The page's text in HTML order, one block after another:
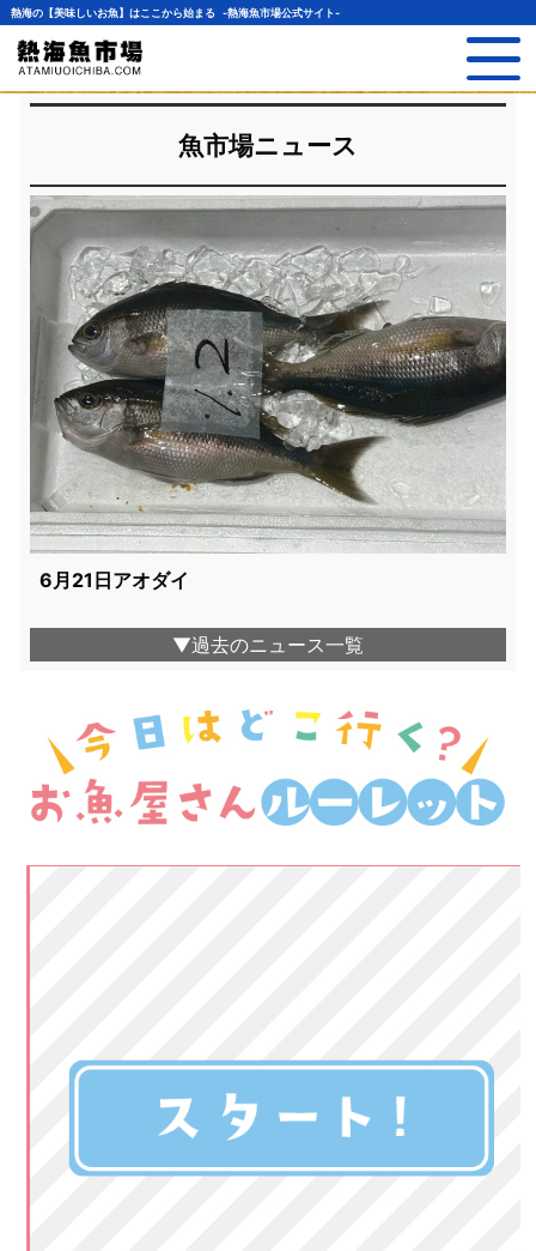
熱海の【美味しいお魚】はここから始まる -熱海魚市場公式サイト-
魚市場ニュース
6月21日アオダイ
▼過去のニュース一覧